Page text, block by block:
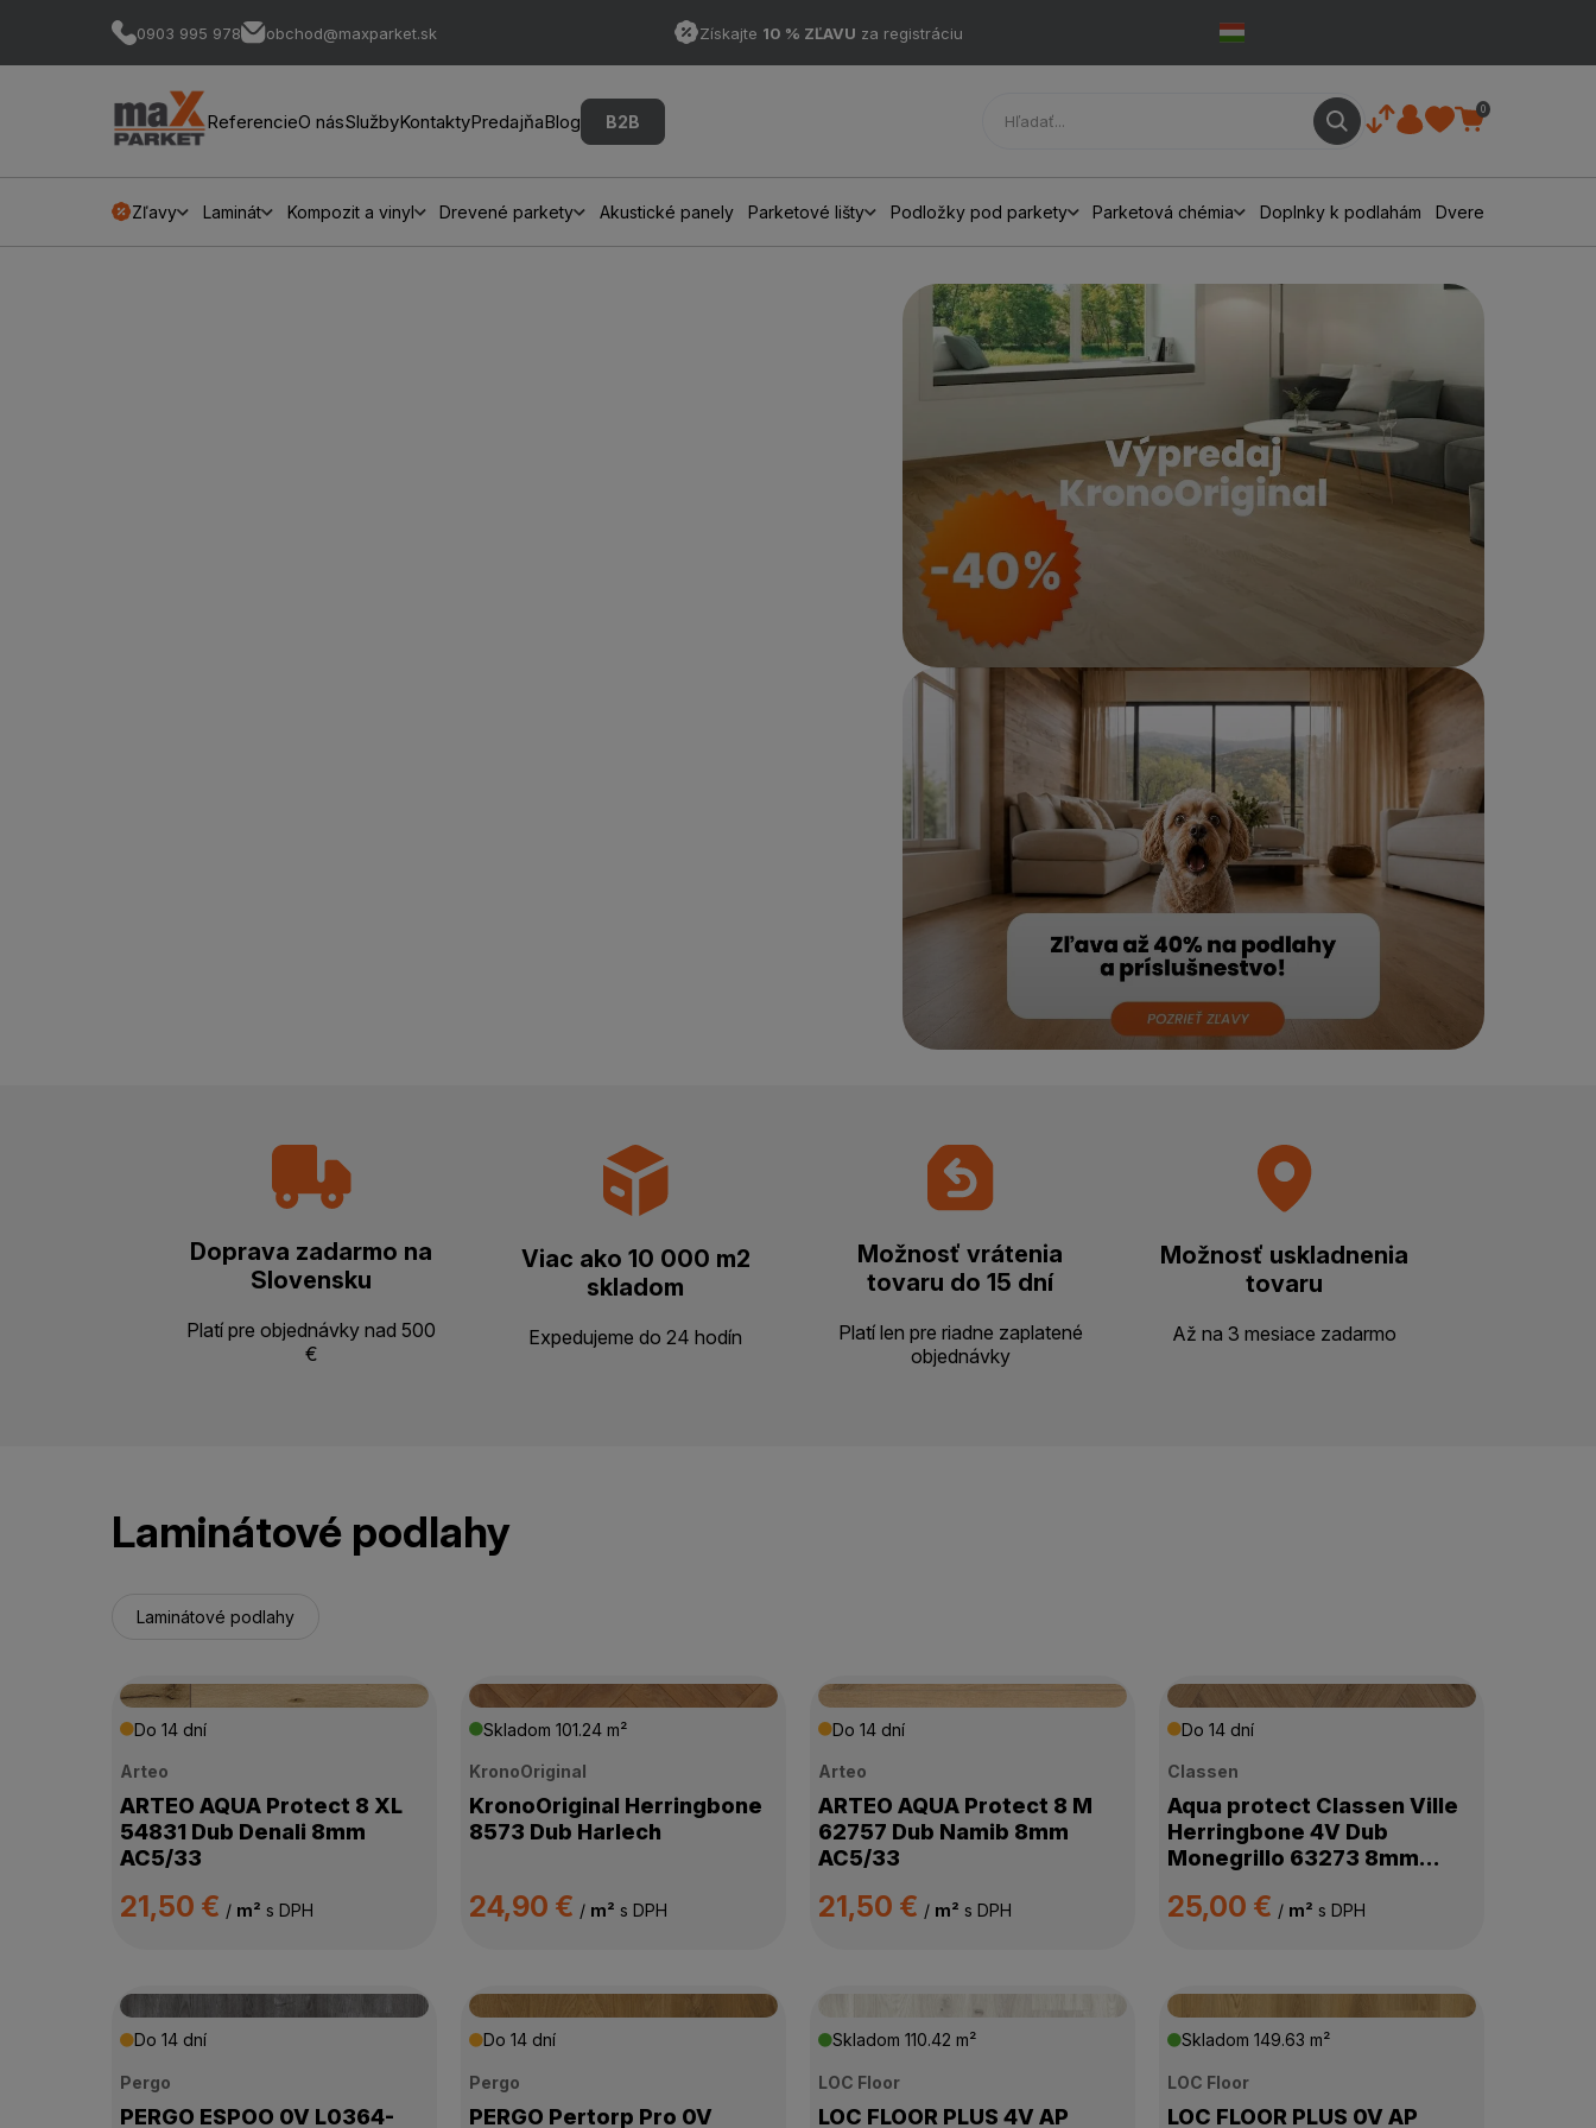
0903 995 978 obchod@maxparket.sk Získajte 10 % ZĽAVU za registráciu
ReferencieO násSlužbyKontaktyPredajňaBlog B2B
0
Zľavy Laminát Kompozit a vinyl Drevené parkety Akustické panely Parketové lišty Podložky pod parkety Parketová chémia Doplnky k podlahám Dvere
Doprava zadarmo na
Slovensku
Platí pre objednávky nad 500
€
Viac ako 10 000 m2
skladom
Expedujeme do 24 hodín
Možnosť vrátenia
tovaru do 15 dní
Platí len pre riadne zaplatené
objednávky
Možnosť uskladnenia
tovaru
Až na 3 mesiace zadarmo
Laminátové podlahy
Laminátové podlahy
Do 14 dní
Arteo
ARTEO AQUA Protect 8 XL
54831 Dub Denali 8mm
AC5/33
21,50 € / m² s DPH
Skladom101.24 m²
KronoOriginal
KronoOriginal Herringbone
8573 Dub Harlech
24,90 € / m² s DPH
Do 14 dní
Arteo
ARTEO AQUA Protect 8 M
62757 Dub Namib 8mm
AC5/33
21,50 € / m² s DPH
Do 14 dní
Classen
Aqua protect Classen Ville
Herringbone 4V Dub
Monegrillo 63273 8mm
25,00 € / m² s DPH
Do 14 dní
Pergo
PERGO ESPOO 0V L0364-
Do 14 dní
Pergo
PERGO Pertorp Pro 0V
Skladom 110.42 m²
LOC Floor
LOC FLOOR PLUS 4V AP
Skladom 149.63 m²
LOC Floor
LOC FLOOR PLUS 0V AP